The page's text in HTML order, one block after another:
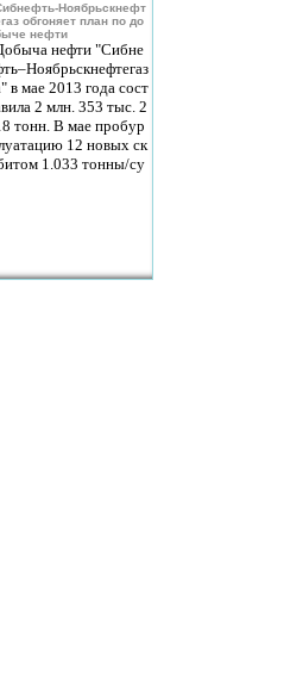
Ноябрьскнефт
обгоняет план по до
нефти
нефти "Сибне
в мае 2013 года сост
2 млн. 353 тыс. 2
тонн. В мае пробур
12 новых ск
1.033 тонны/су